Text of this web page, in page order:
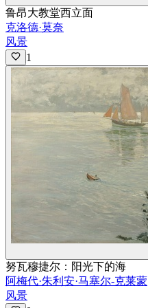
鲁昂大教堂西立面
克洛德·莫奈
风景
1
努瓦穆捷尔：阳光下的海
阿梅代·朱利安·马塞尔-克莱蒙
风景